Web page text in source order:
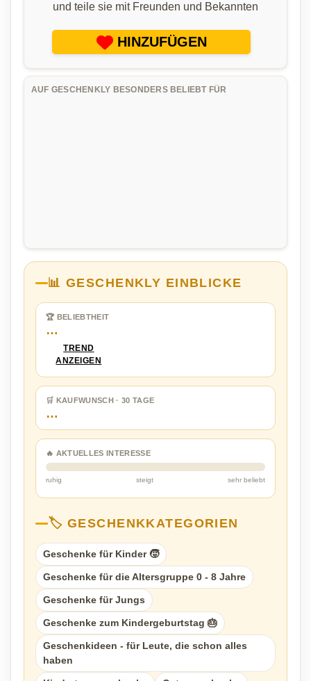
und teile sie mit Freunden und Bekannten
HINZUFÜGEN
AUF GESCHENKLY BESONDERS BELIEBT FÜR
📊 GESCHENKLY EINBLICKE
🏆 BELIEBTHEIT
…
TREND
ANZEIGEN
🛒 KAUFWUNSCH · 30 TAGE
…
🔥 AKTUELLES INTERESSE
ruhig steigt sehr beliebt
🏷️ GESCHENKKATEGORIEN
Geschenke für Kinder 🧒
Geschenke für die Altersgruppe 0 - 8 Jahre
Geschenke für Jungs
Geschenke zum Kindergeburtstag 🎂
Geschenkideen - für Leute, die schon alles
haben